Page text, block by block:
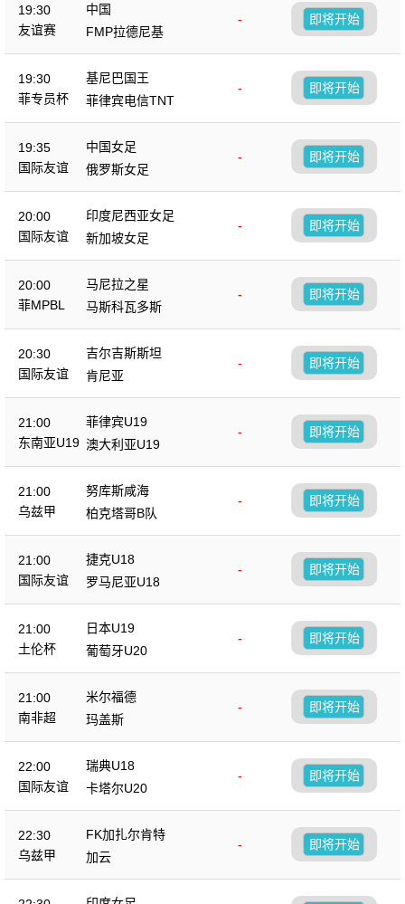
19:30
友谊赛
中国
-
FMP拉德尼基
即将开始
19:30
菲专员杯
基尼巴国王
-
菲律宾电信TNT
即将开始
19:35
国际友谊
中国女足
-
俄罗斯女足
即将开始
20:00
国际友谊
印度尼西亚女足
-
新加坡女足
即将开始
20:00
菲MPBL
马尼拉之星
-
马斯科瓦多斯
即将开始
20:30
国际友谊
吉尔吉斯斯坦
-
肯尼亚
即将开始
21:00
东南亚U19
菲律宾U19
-
澳大利亚U19
即将开始
21:00
乌兹甲
努库斯咸海
-
柏克塔哥B队
即将开始
21:00
国际友谊
捷克U18
-
罗马尼亚U18
即将开始
21:00
土伦杯
日本U19
-
葡萄牙U20
即将开始
21:00
南非超
米尔福德
-
玛盖斯
即将开始
22:00
国际友谊
瑞典U18
-
卡塔尔U20
即将开始
22:30
乌兹甲
FK加扎尔肯特
-
加云
即将开始